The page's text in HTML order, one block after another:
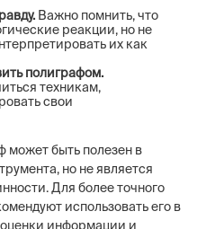
Важно помнить, что
реакции, но не
их как
полиграфом.
техникам,
свои
может быть полезен в
но не является
Для более точного
использовать его в
информации и